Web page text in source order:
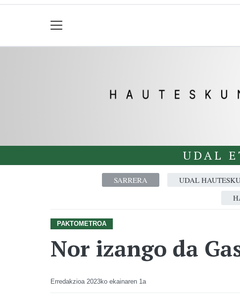
UDAL
SARRERA UDAL
PAKTOMETROA
Nor izango da
Erredakzioa 2023ko ekainaren 1a